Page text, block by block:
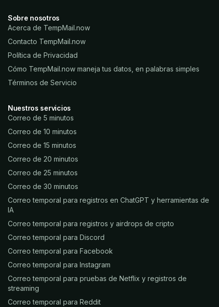
Sobre nosotros
Acerca de TempMail.now
Contacto TempMail.now
Política de Privacidad
Cómo TempMail.now maneja tus datos, en palabras simples
Términos de Servicio
Nuestros servicios
Correo de 5 minutos
Correo de 10 minutos
Correo de 15 minutos
Correo de 20 minutos
Correo de 25 minutos
Correo de 30 minutos
Correo temporal para registros en ChatGPT y herramientas de
IA
Correo temporal para registros y airdrops de cripto
Correo temporal para Discord
Correo temporal para Facebook
Correo temporal para Instagram
Correo temporal para pruebas de Netflix y registros de
streaming
Correo temporal para Reddit